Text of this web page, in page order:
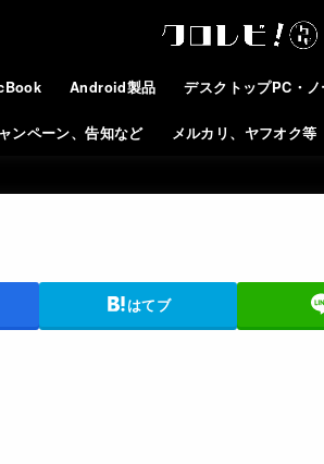
Android製品 デスクトップPC・
ンペーン、告知など メルカリ、ヤフオク等
はてブ